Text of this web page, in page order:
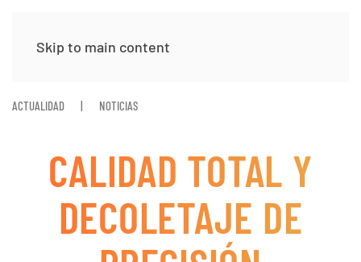
Skip to main content
ACTUALIDAD NOTICIAS
CALIDAD TOTAL Y
DECOLETAJE DE